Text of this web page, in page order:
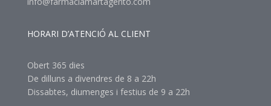
HORARI D’ATENCIÓ AL CLIENT
Obert 365 dies
De dilluns a divendres de 8 a 22h
Dissabtes, diumenges i festius de 9 a 22h